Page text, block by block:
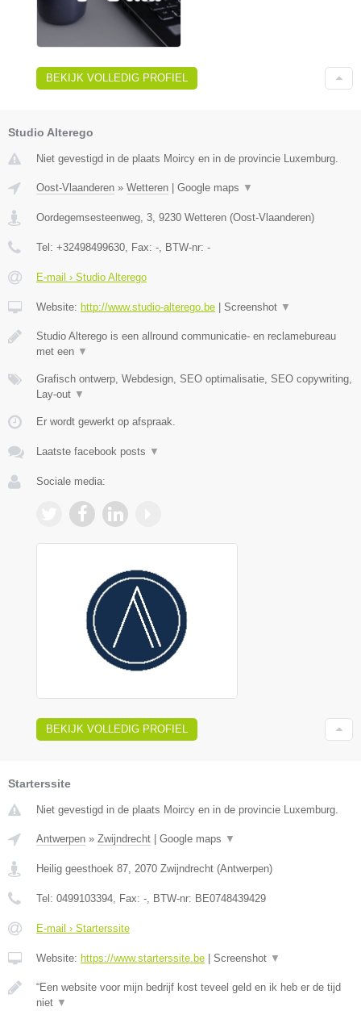
BEKIJK VOLLEDIG PROFIEL
Studio Alterego
Niet gevestigd in de plaats Moircy en in de provincie Luxemburg.
Oost-Vlaanderen » Wetteren | Google maps ▼
Oordegemsesteenweg, 3 9230 Wetteren (Oost-Vlaanderen)
Tel: +32498499630 , Fax: - , BTW-nr: -
E-mail › Studio Alterego
Website: http://www.studio-alterego.be | Screenshot ▼
Studio Alterego is een allround communicatie- en reclamebureau
met een ▼
Grafisch ontwerp, Webdesign, SEO optimalisatie, SEO copywriting,
Lay-out ▼
Er wordt gewerkt op afspraak.
Laatste facebook posts ▼
Sociale media:
BEKIJK VOLLEDIG PROFIEL
Starterssite
Niet gevestigd in de plaats Moircy en in de provincie Luxemburg.
Antwerpen » Zwijndrecht Google maps ▼
Heilig geesthoek 87 2070 Zwijndrecht (Antwerpen)
Tel: 0499103394 , Fax: - , BTW-nr: BE0748439429
E-mail › Starterssite
Website: https://www.starterssite.be Screenshot ▼
“Een website voor mijn bedrijf kost teveel geld en ik heb er de tijd
niet ▼